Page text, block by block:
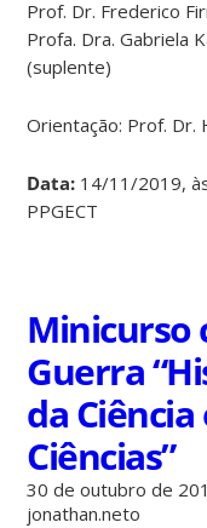
Prof. Dr. Frederico
Profa. Dra. Gabriela
(suplente)
Orientação: Prof. Dr.
Data: 14/11/2019,
PPGECT
Minicurso
Guerra
da Ciência
Ciências”
30 de outubro de
jonathan.neto